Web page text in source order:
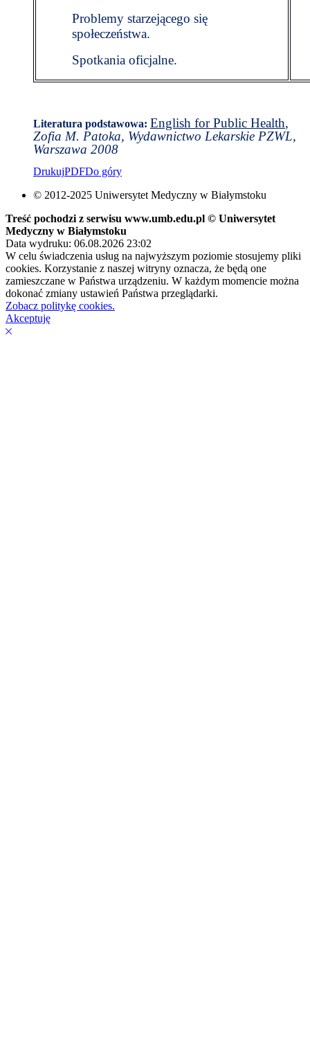
Problemy starzejącego się
społeczeństwa.
Spotkania oficjalne.
Literatura podstawowa: English for Public Health,
Zofia M. Patoka, Wydawnictwo Lekarskie PZWL,
Warszawa 2008
DrukujPDFDo góry
© 2012-2025 Uniwersytet Medyczny w Białymstoku
Treść pochodzi z serwisu www.umb.edu.pl © Uniwersytet
Medyczny w Białymstoku
Data wydruku: 06.08.2026 23:02
W celu świadczenia usług na najwyższym poziomie stosujemy pliki
cookies. Korzystanie z naszej witryny oznacza, że będą one
zamieszczane w Państwa urządzeniu. W każdym momencie można
dokonać zmiany ustawień Państwa przeglądarki.
Zobacz politykę cookies.
Akceptuję